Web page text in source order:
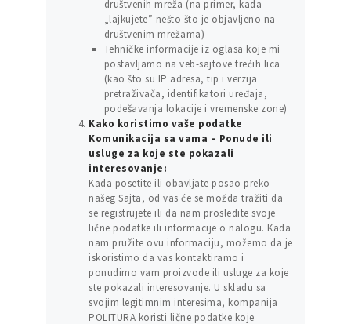
društvenih mreža (na primer, kada
„lajkujete” nešto što je objavljeno na
društvenim mrežama)
Tehničke informacije iz oglasa koje mi
postavljamo na veb-sajtove trećih lica
(kao što su IP adresa, tip i verzija
pretraživača, identifikatori uređaja,
podešavanja lokacije i vremenske zone)
Kako koristimo vaše podatke
Komunikacija sa vama – Ponude ili
usluge za koje ste pokazali
interesovanje:
Kada posetite ili obavljate posao preko
našeg Sajta, od vas će se možda tražiti da
se registrujete ili da nam prosledite svoje
lične podatke ili informacije o nalogu. Kada
nam pružite ovu informaciju, možemo da je
iskoristimo da vas kontaktiramo i
ponudimo vam proizvode ili usluge za koje
ste pokazali interesovanje. U skladu sa
svojim legitimnim interesima, kompanija
POLITURA koristi lične podatke koje